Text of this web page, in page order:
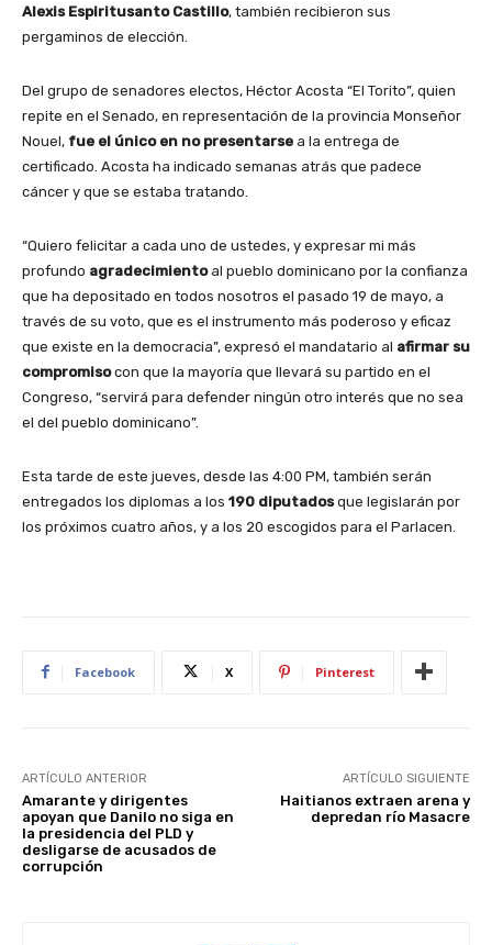
Alexis Espiritusanto Castillo, también recibieron sus
pergaminos de elección.
Del grupo de senadores electos, Héctor Acosta “El Torito”, quien
repite en el Senado, en representación de la provincia Monseñor
Nouel, fue el único en no presentarse a la entrega de
certificado. Acosta ha indicado semanas atrás que padece
cáncer y que se estaba tratando.
“Quiero felicitar a cada uno de ustedes, y expresar mi más
profundo agradecimientoal pueblo dominicano por la confianza
que ha depositado en todos nosotros el pasado 19 de mayo, a
través de su voto, que es el instrumento más poderoso y eficaz
que existe en la democracia”, expresó el mandatario al afirmar su
compromisocon que la mayoría que llevará su partido en el
Congreso, “servirá para defender ningún otro interés que no sea
el del pueblo dominicano”.
Esta tarde de este jueves, desde las 4:00 PM, también serán
entregados los diplomas a los 190 diputadosque legislarán por
los próximos cuatro años, y a los 20 escogidos para el Parlacen.
Facebook X Pinterest
ARTÍCULO ANTERIOR
Amarante y dirigentes
apoyan que Danilo no siga en
la presidencia del PLD y
desligarse de acusados de
corrupción
ARTÍCULO SIGUIENTE
Haitianos extraen arena y
depredan río Masacre